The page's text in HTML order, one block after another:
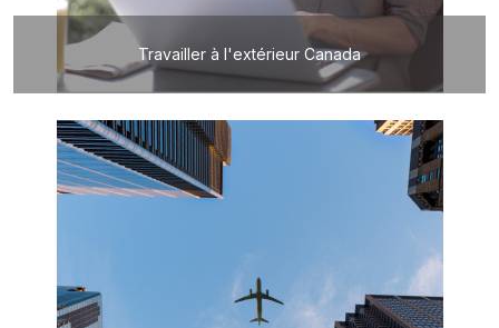
Travailler à l'extérieur Canada